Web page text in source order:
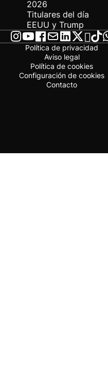
2026
Titulares del día
EEUU y Trump
Política de privacidad
Aviso legal
Política de cookies
Configuración de cookies
Contacto